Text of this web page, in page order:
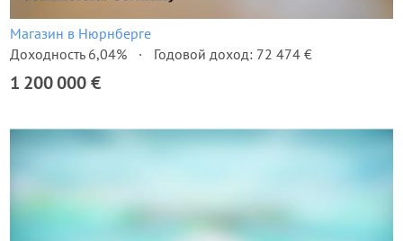
Магазин в Нюрнберге
Доходность 6,04%
Годовой доход: 72 474 €
1 200 000 €